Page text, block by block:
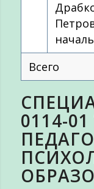
Всего
0114-